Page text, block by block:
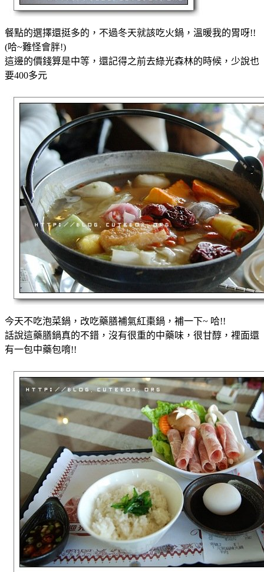
餐點的選擇還挺多的，不過冬天就該吃火鍋，溫暖我的胃呀!!
(哈~難怪會胖!)
這邊的價錢算是中等，還記得之前去綠光森林的時候，少說也
要400多元
今天不吃泡菜鍋，改吃藥膳補氣紅棗鍋，補一下~ 哈!!
話說這藥膳鍋真的不錯，沒有很重的中藥味，很甘醇，裡面還
有一包中藥包唷!!